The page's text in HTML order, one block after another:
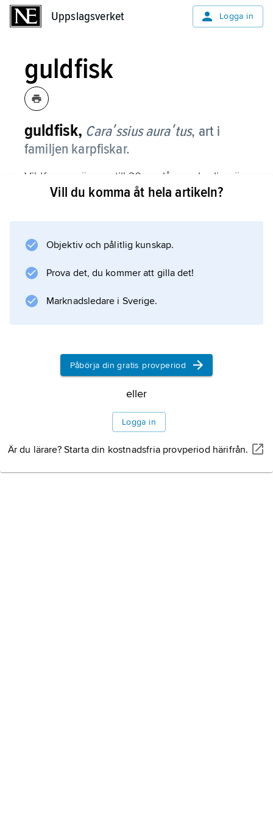
Uppslagsverket Logga in
guldfisk
guldfisk, Caraʹssius auraʹtus, art i
familjen karpfiskar.
Vildformen är upp till 30 cm lång och olivgrön
med silver- eller bronsfärgade sidor och ljus
Gälräfständerna är fler än hos den liknande
ruda
Information om artikeln
Vill du komma åt hela artikeln?
Objektiv och pålitlig kunskap.
Prova det, du kommer att gilla det!
Marknadsledare i Sverige.
Påbörja din gratis provperiod
eller
Logga in
Är du lärare? Starta din kostnadsfria provperiod härifrån.